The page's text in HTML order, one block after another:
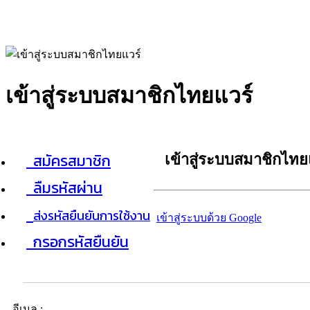
เข้าสู่ระบบสมาชิกไทยแวร์
สมัครสมาชิก
ลืมรหัสผ่าน
ส่งรหัสยืนยันการใช้งาน
กรอกรหัสยืนยัน
เข้าสู่ระบบสมาชิกไท
เข้าสู่ระบบด้วย Google